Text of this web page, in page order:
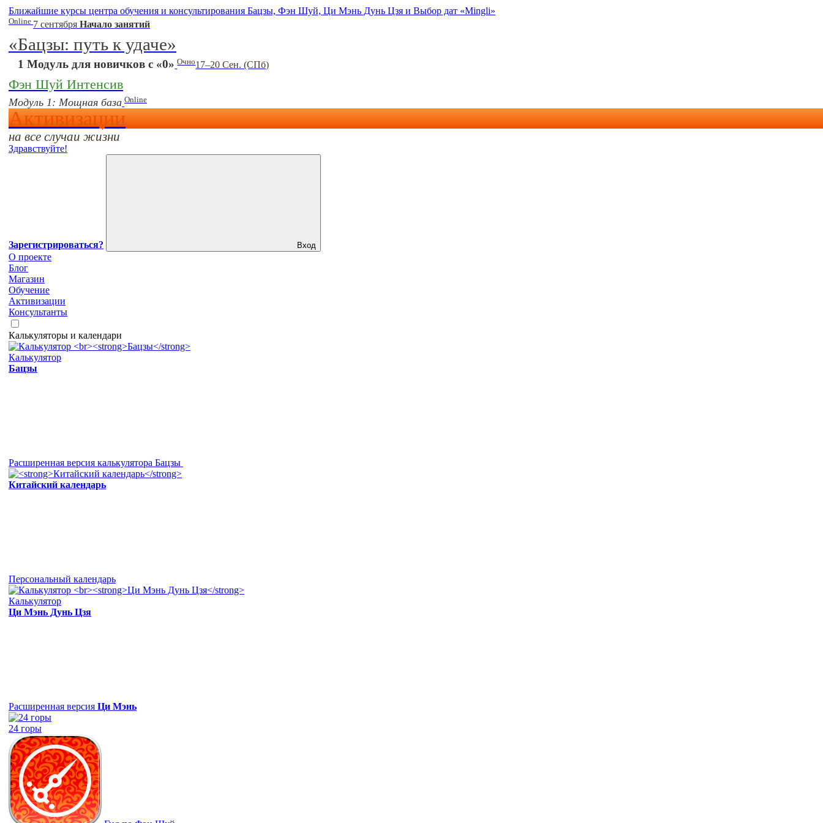
Ближайшие курсы центра обучения и консультирования Бацзы, Фэн Шуй, Ци Мэнь Дунь Цзя и Выбор дат «Mingli»
Online 7 сентября Начало занятий
«Бацзы: путь к удаче»
1 Модуль для новичков с «0» Очно17–20 Сен. (СПб)
Фэн Шуй Интенсив
Модуль 1: Мощная база Online
Активизации
на все случаи жизни
Здравствуйте!
Зарегистрироваться? Вход
О проекте
Блог
Магазин
Обучение
Активизации
Консультанты
Калькуляторы и календари
Калькулятор
Бацзы
Расширенная версия калькулятора Бацзы
Китайский календарь
Персональный календарь
Калькулятор
Ци Мэнь Дунь Цзя
Расширенная версия Ци Мэнь
24 горы